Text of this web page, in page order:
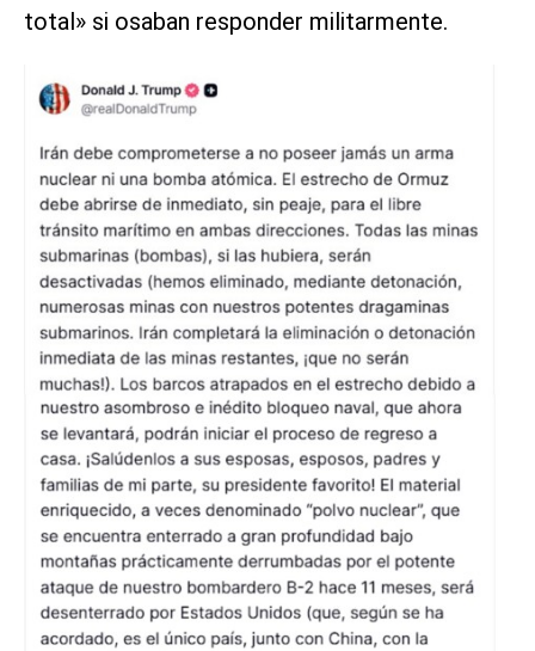
total» si osaban responder militarmente.